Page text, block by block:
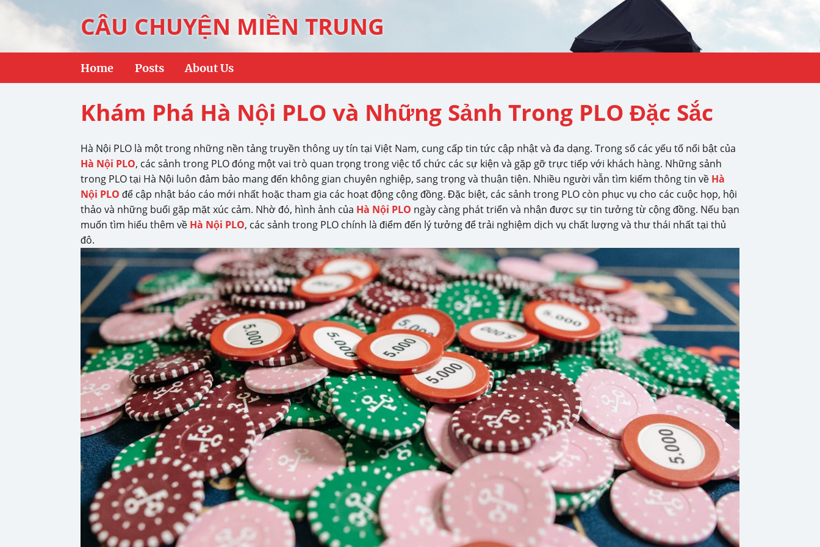
CÂU CHUYỆN MIỀN TRUNG
Home Posts About Us
Khám Phá Hà Nội PLO và Những Sảnh Trong PLO Đặc Sắc
Hà Nội PLO là một trong những nền tảng truyền thông uy tín tại Việt Nam, cung cấp tin tức cập nhật và đa dạng. Trong số các yếu tố nổi bật của
Hà Nội PLO, các sảnh trong PLO đóng một vai trò quan trọng trong việc tổ chức các sự kiện và gặp gỡ trực tiếp với khách hàng. Những sảnh
trong PLO tại Hà Nội luôn đảm bảo mang đến không gian chuyên nghiệp, sang trọng và thuận tiện. Nhiều người vẫn tìm kiếm thông tin về Hà
Nội PLO để cập nhật báo cáo mới nhất hoặc tham gia các hoạt động cộng đồng. Đặc biệt, các sảnh trong PLO còn phục vụ cho các cuộc họp, hội
thảo và những buổi gặp mặt xúc cảm. Nhờ đó, hình ảnh của Hà Nội PLO ngày càng phát triển và nhận được sự tin tưởng từ cộng đồng. Nếu bạn
muốn tìm hiểu thêm về Hà Nội PLO, các sảnh trong PLO chính là điểm đến lý tưởng để trải nghiệm dịch vụ chất lượng và thư thái nhất tại thủ
đô.